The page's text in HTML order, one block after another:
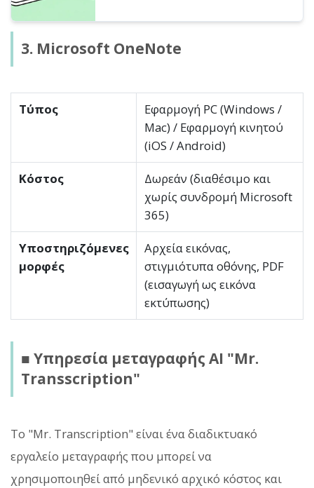
3. Microsoft OneNote
Τύπος
Εφαρμογή PC (Windows /
Mac) / Εφαρμογή κινητού
(iOS / Android)
Κόστος
Δωρεάν (διαθέσιμο και
χωρίς συνδρομή Microsoft
365)
Υποστηριζόμενες
μορφές
Αρχεία εικόνας,
στιγμιότυπα οθόνης, PDF
(εισαγωγή ως εικόνα
εκτύπωσης)
■ Υπηρεσία μεταγραφής AI "Mr.
Transscription"
Το "Mr. Transcription" είναι ένα διαδικτυακό
εργαλείο μεταγραφής που μπορεί να
χρησιμοποιηθεί από μηδενικό αρχικό κόστος και